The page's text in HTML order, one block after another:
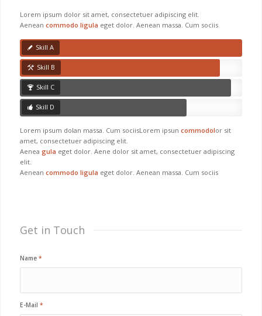
Lorem ipsum dolor sit amet, consectetuer adipiscing elit.
Aenean commodo ligula eget dolor. Aenean massa. Cum sociis
Skill A
Skill B
Skill C
Skill D
Lorem ipsum dolan massa. Cum sociisLorem ipsun commodolor sit
amet, consectetuer adipiscing elit.
Aenea gula eget dolor. Aene dolor sit amet, consectetuer adipiscing
elit.
Aenean commodo ligula eget dolor. Aenean massa. Cum sociis
Get in Touch
Name *
E-Mail *